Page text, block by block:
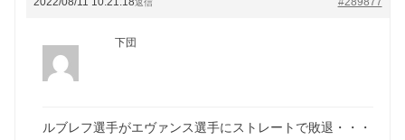
返信
下団
ルブレフ選手がエヴァンス選手にストレートで敗退・・・